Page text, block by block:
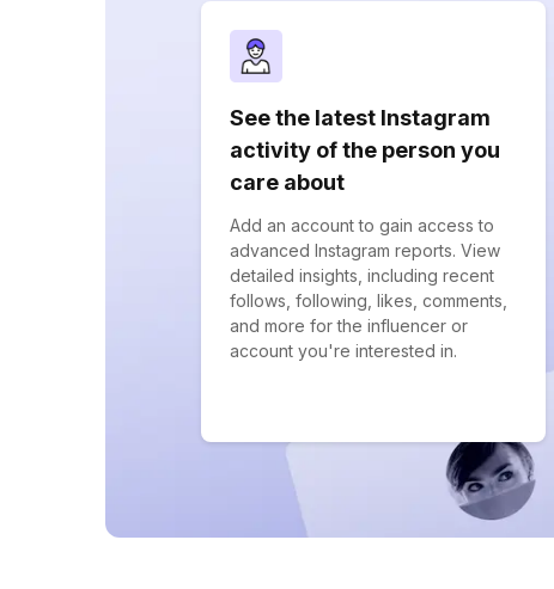
See the latest Instagram
activity of the person you
care about
Add an account to gain access to
advanced Instagram reports. View
detailed insights, including recent
follows, following, likes, comments,
and more for the influencer or
account you're interested in.